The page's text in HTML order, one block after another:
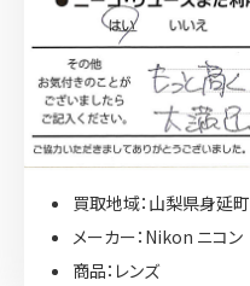
買取地域：山梨県身延町
メーカー：Nikon ニコン
商品：レンズ